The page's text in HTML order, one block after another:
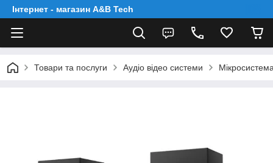
Інтернет - магазин A&B Tech
Товари та послуги Аудіо відео системи